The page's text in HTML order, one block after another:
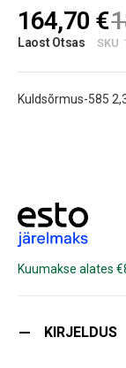
images
gallery
164,70 €
Laost Otsas SKU
Kuldsõrmus-585
Kuumakse alates
KIRJELDUS